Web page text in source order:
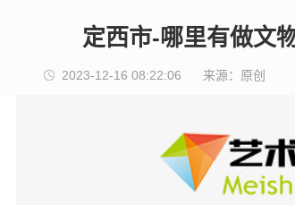
定西市-哪里有做文
2023-12-16 08:22:06 来源：原创